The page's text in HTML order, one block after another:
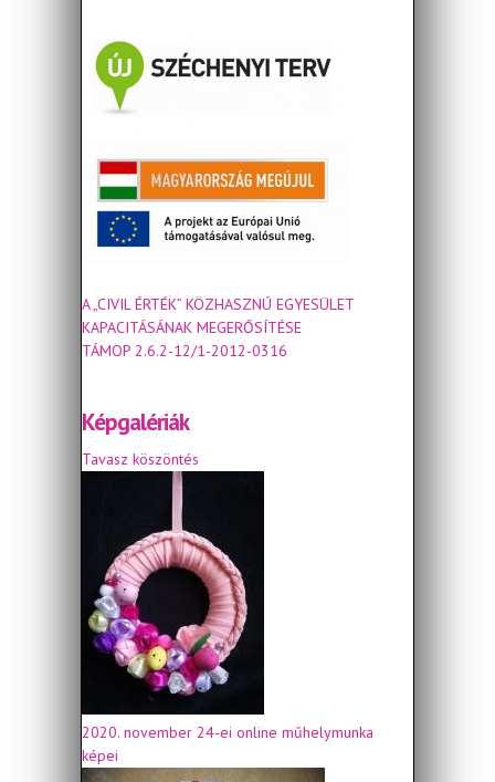
A „CIVIL ÉRTÉK” KÖZHASZNÚ EGYESÜLET
KAPACITÁSÁNAK MEGERŐSÍTÉSE
TÁMOP 2.6.2-12/1-2012-0316
Képgalériák
Tavasz köszöntés
2020. november 24-ei online műhelymunka
képei